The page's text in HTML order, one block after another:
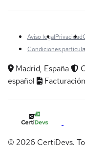
Aviso legalPrivacidad
Condiciones
Madrid, España
español
© 2026 CertiDevs.